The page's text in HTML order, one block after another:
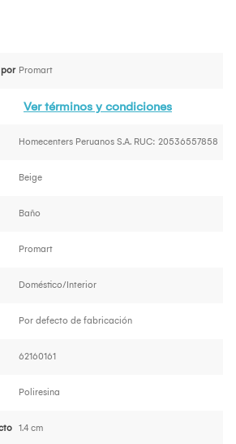
Promart
Ver términos y condiciones
Homecenters Peruanos S.A. RUC: 20536557858
Beige
Baño
Promart
Doméstico/Interior
Por defecto de fabricación
62160161
Poliresina
1.4 cm